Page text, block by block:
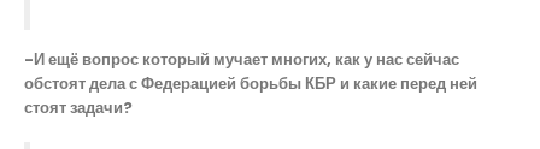
-И ещё вопрос который мучает многих, как у нас сейчас
обстоят дела с Федерацией борьбы КБР и какие перед ней
стоят задачи?